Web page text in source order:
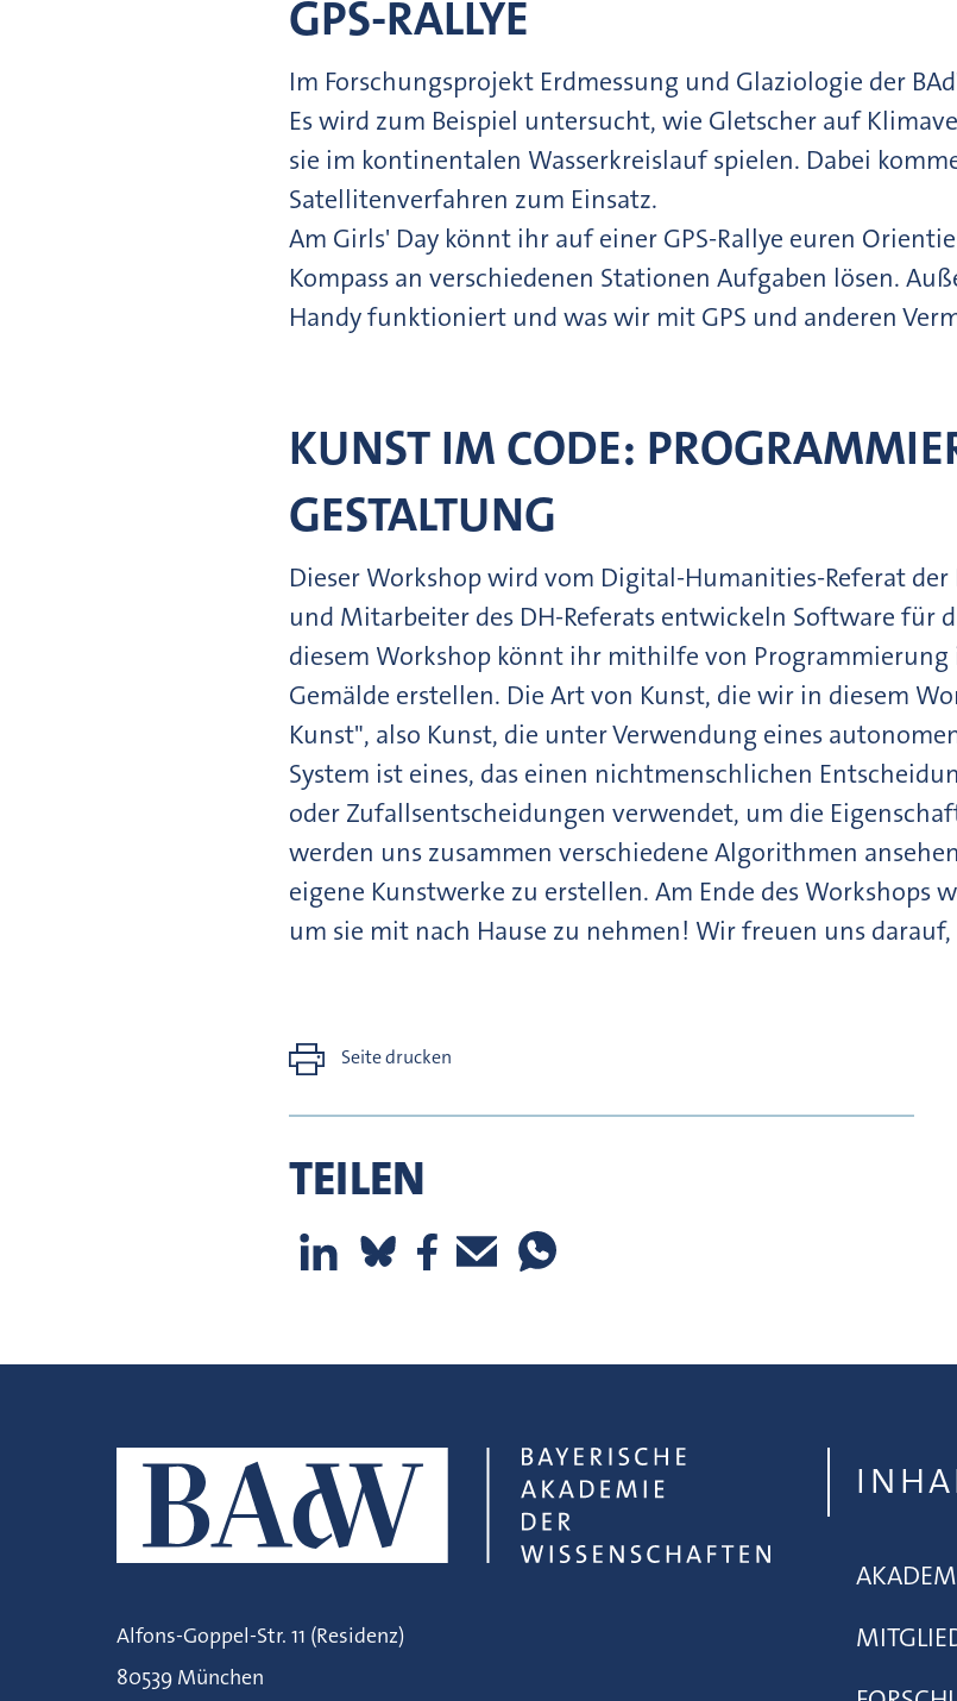
GPS-RALLYE
Im Forschungsprojekt Erdmessung und Glaziologie der
Es wird zum Beispiel untersucht, wie Gletscher auf
sie im kontinentalen Wasserkreislauf spielen. Dabei
Satellitenverfahren zum Einsatz.
Am Girls' Day könnt ihr auf einer GPS-Rallye euren
Kompass an verschiedenen Stationen Aufgaben lösen.
Handy funktioniert und was wir mit GPS und anderen
KUNST IM CODE:
GESTALTUNG
Dieser Workshop wird vom Digital-Humanities-Referat
und Mitarbeiter des DH-Referats entwickeln Software für
diesem Workshop könnt ihr mithilfe von
Gemälde erstellen. Die Art von Kunst, die wir in diesem
Kunst", also Kunst, die unter Verwendung eines
System ist eines, das einen nichtmenschlichen
oder Zufallsentscheidungen verwendet, um die
werden uns zusammen verschiedene Algorithmen
eigene Kunstwerke zu erstellen. Am Ende des Workshops
um sie mit nach Hause zu nehmen! Wir freuen uns
Seite drucken
TEILEN
Alfons-Goppel-Str. 11 (Residenz)
80539 München